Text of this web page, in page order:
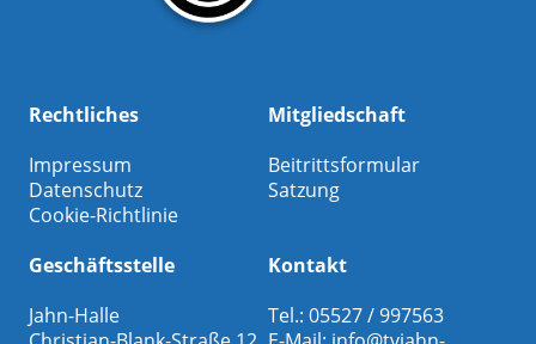
Rechtliches
Impressum
Datenschutz
Cookie-Richtlinie
Mitgliedschaft
Beitrittsformular
Satzung
Geschäftsstelle
Jahn-Halle
Kontakt
Tel.: 05527 / 997563